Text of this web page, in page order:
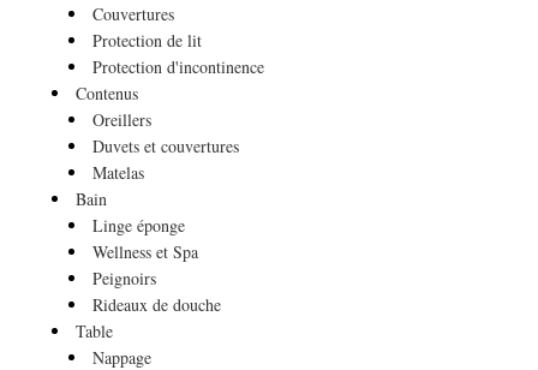
Couvertures
Protection de lit
Protection d'incontinence
Contenus
Oreillers
Duvets et couvertures
Matelas
Bain
Linge éponge
Wellness et Spa
Peignoirs
Rideaux de douche
Table
Nappage